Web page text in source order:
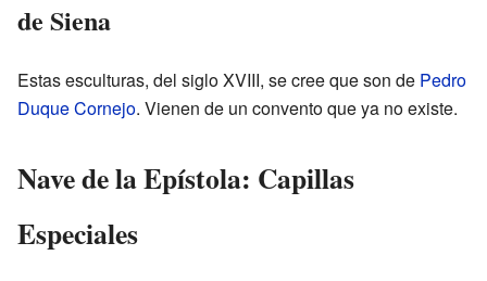
de Siena
Estas esculturas, del siglo XVIII, se cree que son de Pedro
Duque Cornejo. Vienen de un convento que ya no existe.
Nave de la Epístola: Capillas
Especiales